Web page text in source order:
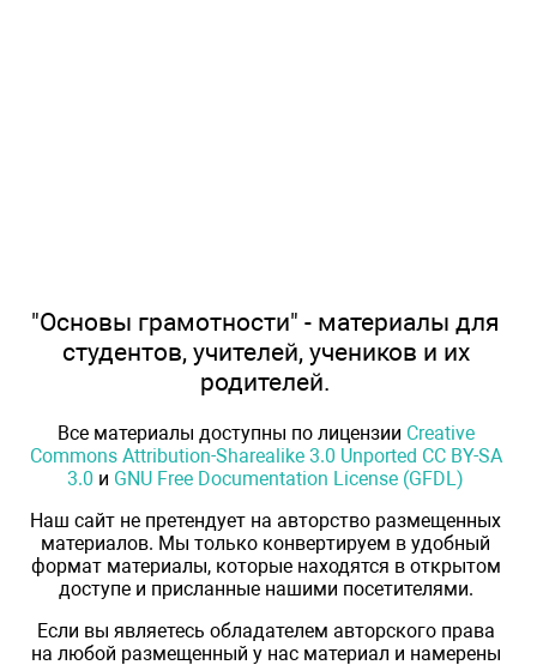
"Основы грамотности" - материалы для
студентов, учителей, учеников и их
родителей.
Все материалы доступны по лицензии Creative
Commons Attribution-Sharealike 3.0 Unported CC BY-SA
3.0 и GNU Free Documentation License (GFDL)
Наш сайт не претендует на авторство размещенных
материалов. Мы только конвертируем в удобный
формат материалы, которые находятся в открытом
доступе и присланные нашими посетителями.
Если вы являетесь обладателем авторского права
на любой размещенный у нас материал и намерены